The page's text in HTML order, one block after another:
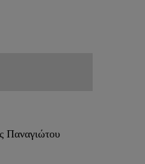
Παναγιώτου